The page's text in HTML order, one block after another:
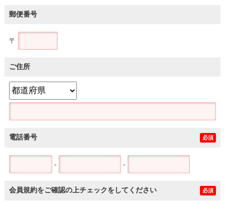
郵便番号
〒
ご住所
電話番号 必須
- -
会員規約をご確認の上チェックをしてください 必須